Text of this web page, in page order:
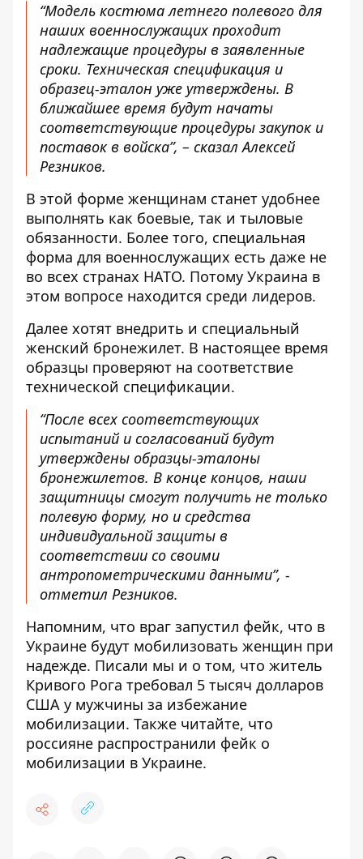
“Модель костюма летнего полевого для
наших военнослужащих проходит
надлежащие процедуры в заявленные
сроки. Техническая спецификация и
образец-эталон уже утверждены. В
ближайшее время будут начаты
соответствующие процедуры закупок и
поставок в войска”, – сказал Алексей
Резников.
В этой форме женщинам станет удобнее
выполнять как боевые, так и тыловые
обязанности. Более того, специальная
форма для военнослужащих есть даже не
во всех странах НАТО. Потому Украина в
этом вопросе находится среди лидеров.
Далее хотят внедрить и специальный
женский бронежилет. В настоящее время
образцы проверяют на соответствие
технической спецификации.
“После всех соответствующих
испытаний и согласований будут
утверждены образцы-эталоны
бронежилетов. В конце концов, наши
защитницы смогут получить не только
полевую форму, но и средства
индивидуальной защиты в
соответствии со своими
антропометрическими данными”, -
отметил Резников.
Напомним, что враг запустил фейк, что в
Украине будут мобилизовать женщин при
надежде. Писали мы и о том, что житель
Кривого Рога требовал 5 тысяч долларов
США у мужчины за избежание
мобилизации. Также читайте, что
россияне распространили фейк о
мобилизации в Украине.